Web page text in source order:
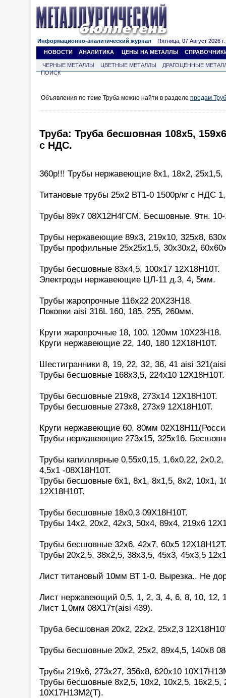
Информационно-аналитический журнал Пятница, 07 Август 2026 г.
НОВОСТИ
АНАЛИТИКА ЦЕНЫ НА МЕТАЛЛЫ
ЧЕРНЫЕ МЕТАЛЛЫ ЦВЕТНЫЕ МЕТАЛЛЫ
ДРАГОЦЕННЫЕ
ПОИСК
Объявления по теме Труба можно найти в разделе продам
Труба: Труба бесшовная 108х5,
с НДС.
360р!!! Трубы нержавеющие 8х1, 18х2, 25х1,5,
Титановые трубы 25х2 ВТ1-0 1500р/кг с НДС
Трубы 89х7 08Х12Н4ГСМ. Бесшовные. 9тн. 10-
Трубы нержавеющие 89х3, 219х10, 325х8,
Трубы профильные 25х25х1.5, 30х30х2,
Трубы бесшовные 83х4,5, 100х17 12Х18Н10Т.
Электроды нержавеющие ЦЛ-11 д.3, 4, 5мм.
Трубы жаропрочные 116х22 20Х23Н18.
Поковки aisi 316L 160, 185, 255, 260мм.
Круги жаропрочные 18, 100, 120мм 10Х23Н18.
Круги нержавеющие 22, 140, 180 12Х18Н10Т.
Шестигранники 8, 19, 22, 32, 36, 41 aisi
Трубы бесшовные 168х3,5, 224х10
Трубы бесшовные 219х8, 273х14 12Х18Н10Т.
Трубы бесшовные 273х8, 273х9 12Х18Н10Т.
Круги нержавеющие 60, 80мм
Трубы нержавеющие 273х15, 325х16.
Трубы капиллярные 0,55х0,15, 1,6х0,22,
4,5х1 -08Х18Н10Т.
Трубы бесшовные 6х1, 8х1, 8х1,5, 8х2, 10х1,
12Х18Н10Т.
Трубы бесшовные 18х0,3 09Х18Н10Т.
Трубы 14х2, 20х2, 42х3, 50х4, 89х4, 219х6
Трубы бесшовные 32х6, 42х7, 60х5
Трубы 20х2,5, 38х2,5, 38х3,5, 45х3, 45х3,5
Лист титановый 10мм ВТ 1-0. Вырезка.. Не
Лист нержавеющий 0,5, 1, 2, 3, 4, 6, 8, 10, 12,
Лист 1,0мм 08Х17т(aisi 439).
Труба бесшовная 20х2, 22х2, 25х2,3
Трубы бесшовные 20х2, 25х2, 89х4,5, 140х8
Трубы 219х6, 273х27, 356х8, 620х10
Трубы бесшовные 8х2,5, 10х2, 10х2,5, 16х2,5,
10Х17Н13М2(Т).